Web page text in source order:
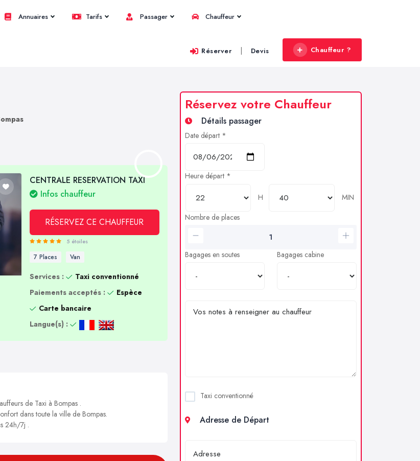
Annuaires Tarifs Passager Chauffeur
Réserver | Devis Chauffeur ?
CENTRALE RESERVATION TAXI
Infos chauffeur
RÉSERVEZ CE CHAUFFEUR
5 étoiles
7 Places Van
Services :
Taxi conventionné
Paiements acceptés :
Espèce
Carte bancaire
Langue(s) :
de Taxi à Bompas .
dans toute la ville de Bompas.
24h/7j .
Réservez votre Chauffeur
Détails passager
Date départ *
Heure départ *
H
MIN
Nombre de places
Bagages en soutes Bagages cabine
Taxi conventionné
Adresse de Départ